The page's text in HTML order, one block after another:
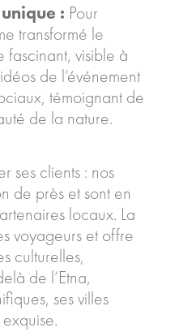
: Pour
transformé le
visible à
de l’événement
témoignant de
de la nature.
ses clients : nos
de près et sont en
locaux. La
voyageurs et offre
culturelles,
de l’Etna,
ses villes